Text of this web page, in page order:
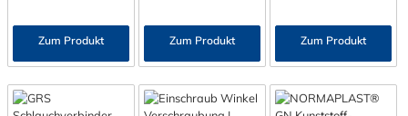
Zum Produkt Zum Produkt Zum Produkt